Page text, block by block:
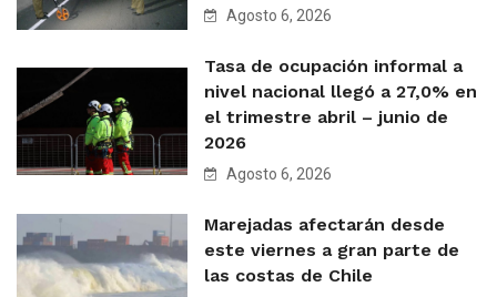
Agosto 6, 2026
Tasa de ocupación informal a
nivel nacional llegó a 27,0% en
el trimestre abril – junio de
2026
Agosto 6, 2026
Marejadas afectarán desde
este viernes a gran parte de
las costas de Chile